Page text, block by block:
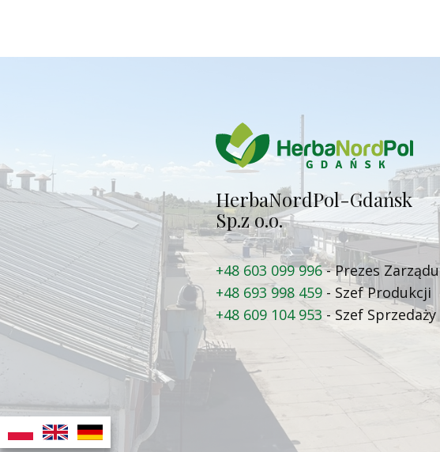
Herba​NordPol-Gdańsk
Sp.z o.o.
+48 603 099 996 - Prezes Zarząd​u
+48 693 998 459 - Szef Produkcji
+48 609 104 953 - Szef Sprzedaży